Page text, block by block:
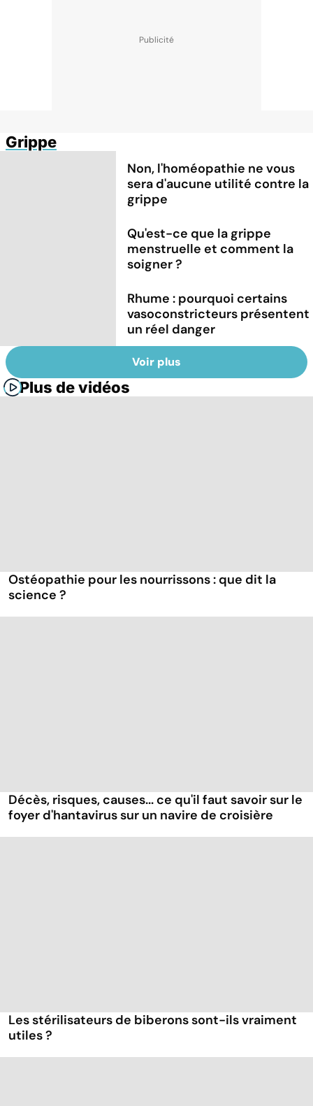
Grippe
Non, l'homéopathie ne vous
sera d'aucune utilité contre la
grippe
Qu'est-ce que la grippe
menstruelle et comment la
soigner ?
Rhume : pourquoi certains
vasoconstricteurs présentent
un réel danger
Voir plus
Plus de vidéos
Ostéopathie pour les nourrissons : que dit la
science ?
Décès, risques, causes... ce qu'il faut savoir sur le
foyer d'hantavirus sur un navire de croisière
Les stérilisateurs de biberons sont-ils vraiment
utiles ?